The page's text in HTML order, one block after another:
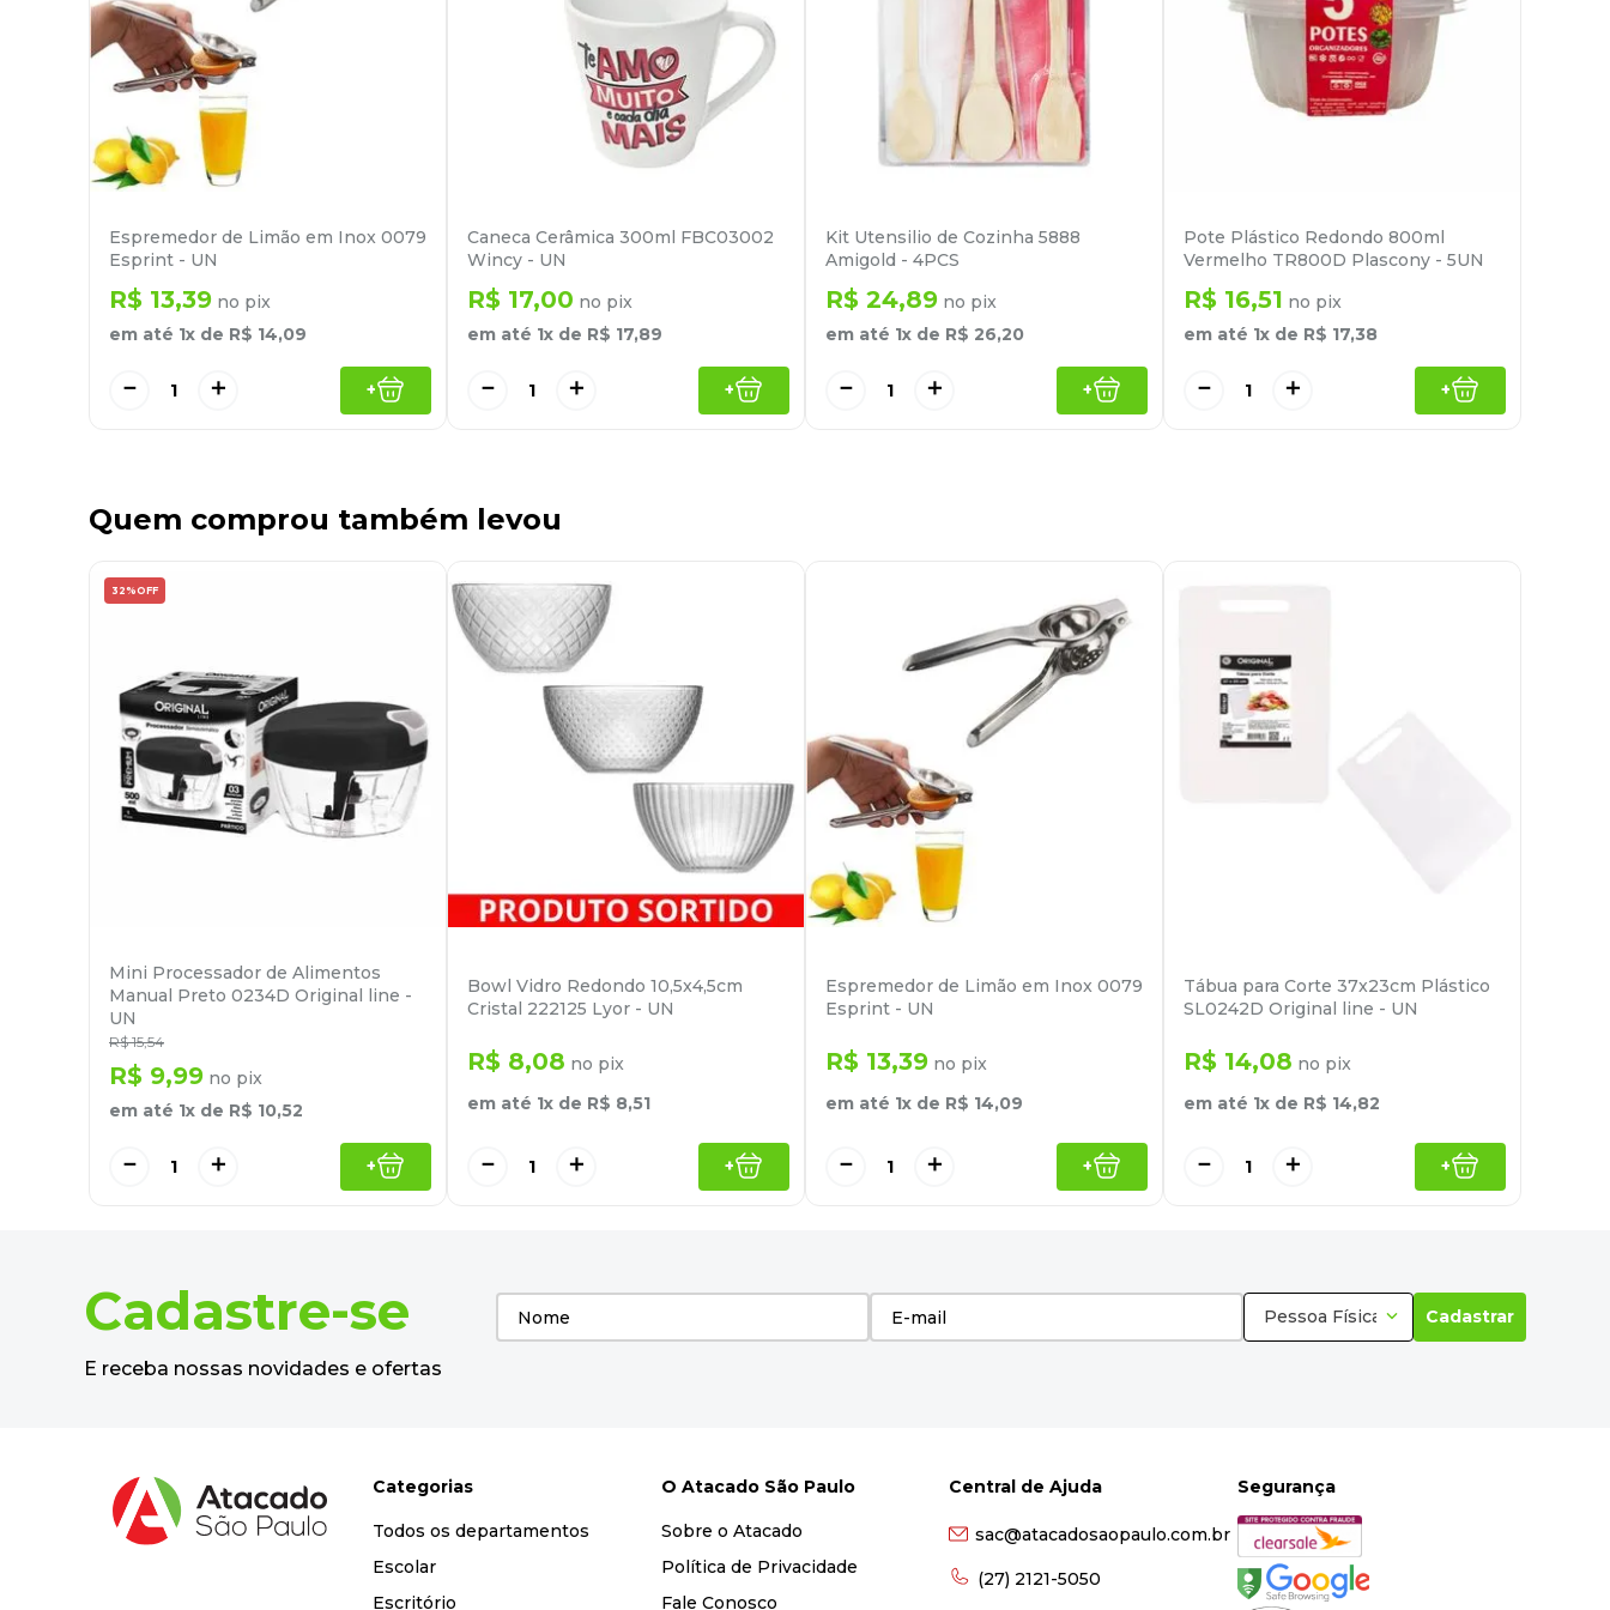
Espremedor de Limão em Inox 0079
Esprint - UN
R$ 13,39 no pix
em até 1x de R$ 14,09
＋
－ +
Caneca Cerâmica 300ml FBC03002
Wincy - UN
R$ 17,00 no pix
em até 1x de R$ 17,89
＋
－ +
Kit Utensilio de Cozinha 5888
Amigold - 4PCS
R$ 24,89 no pix
em até 1x de R$ 26,20
＋
－ +
Pote Plástico Redondo 800ml
Vermelho TR800D Plascony - 5UN
R$ 16,51 no pix
em até 1x de R$ 17,38
＋
－ +
Quem comprou também levou
32% OFF
Mini Processador de Alimentos
Manual Preto 0234D Original line -
UN
R$ 15,54
R$ 9,99 no pix
em até 1x de R$ 10,52
＋
－ +
Bowl Vidro Redondo 10,5x4,5cm
Cristal 222125 Lyor - UN
R$ 8,08 no pix
em até 1x de R$ 8,51
＋
－ +
Espremedor de Limão em Inox 0079
Esprint - UN
R$ 13,39 no pix
em até 1x de R$ 14,09
＋
－ +
Tábua para Corte 37x23cm Plástico
SL0242D Original line - UN
R$ 14,08 no pix
em até 1x de R$ 14,82
＋
－ +
Cadastre-se
E receba nossas novidades e ofertas
Pessoa Física Cadastrar
Categorias
Todos os departamentos
Escolar
Escritório
O Atacado São Paulo
Sobre o Atacado
Política de Privacidade
Fale Conosco
Central de Ajuda
sac@atacadosaopaulo.com.br
(27) 2121-5050
Segurança